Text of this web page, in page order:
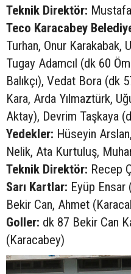
Teknik Direktör:
Teco Karacabey
Turhan, Onur Karakabak,
Tugay Adamcıl (dk 60
Balıkçı), Vedat Bora (dk
Kara, Arda Yılmaztürk,
Aktay), Devrim Taşkaya
Yedekler: Hüseyin
Nelik, Ata Kurtuluş,
Teknik Direktör: Recep
Sarı Kartlar: Eyüp
Bekir Can, Ahmet
Goller: dk 87 Bekir Can
(Karacabey)